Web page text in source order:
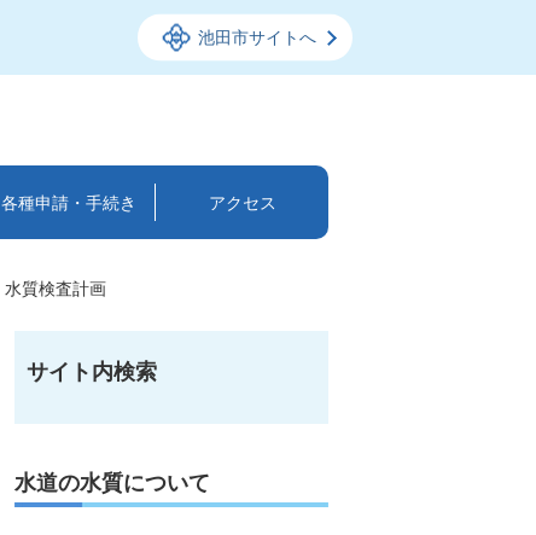
池田市サイトへ
各種申請・手続き アクセス
水質検査計画
サイト内検索
水道の水質について